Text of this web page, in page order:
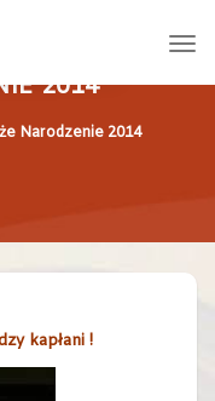
2014
Narodzenie 2014
kapłani !